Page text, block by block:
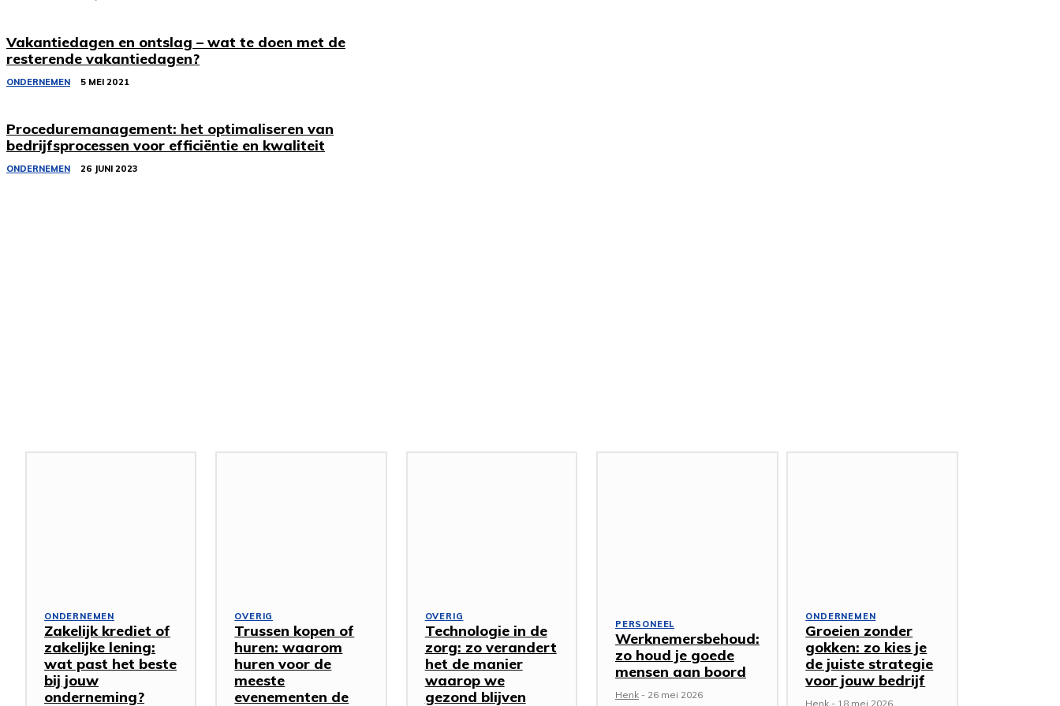
Vakantiedagen en ontslag – wat te doen met de
resterende vakantiedagen?
ONDERNEMEN 5 MEI 2021
Proceduremanagement: het optimaliseren van
bedrijfsprocessen voor efficiëntie en kwaliteit
ONDERNEMEN 26 JUNI 2023
ONDERNEMEN
Zakelijk krediet of
zakelijke lening:
wat past het beste
bij jouw
onderneming?
OVERIG
Trussen kopen of
huren: waarom
huren voor de
meeste
evenementen de
OVERIG
Technologie in de
zorg: zo verandert
het de manier
waarop we
gezond blijven
PERSONEEL
Werknemersbehoud:
zo houd je goede
mensen aan boord
Henk - 26 mei 2026
ONDERNEMEN
Groeien zonder
gokken: zo kies je
de juiste strategie
voor jouw bedrijf
Henk - 18 mei 2026